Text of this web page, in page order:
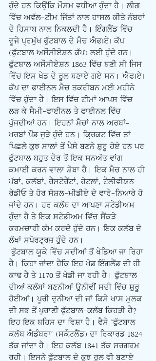
ਹੁੰਦੇ ਹਨ ਕਿਉਂਕਿ ਮੌਸਮ ਵਧੀਆ ਹੁੰਦਾ ਹੈ। ਲੀਗ
ਵਿੱਚ ਅਵੱਲ-ਟੀਮ ਜਿੱਤਾਂ ਨਾਲ ਹਾਸਲ ਕੀਤੇ ਨੰਬਰਾਂ
ਦੇ ਹਿਸਾਬ ਨਾਲ ਨਿਕਲਦੀ ਹੈ। ਇੰਗਲੈਂਡ ਵਿੱਚ
ਦੂਜੇ ਪ੍ਰਮੁੱਖ ਫੁੱਟਬਾਲ ਦੇ ਮੈਚ ਐਫ.ਏ. ਕੱਪ
(ਫੁੱਟਬਾਲ ਅਸੌਸੀਏਸ਼ਨ ਕੱਪ) ਲਈ ਹੁੰਦੇ ਹਨ।
ਫੁੱਟਬਾਲ ਅਸੌਸੀਏਸ਼ਨ 1863 ਵਿੱਚ ਬਣੀ ਸੀ ਜਿਸ
ਵਿੱਚ ਇਸ ਖੇਡ ਦੇ ਰੂਲ ਬਣਾਏ ਗਏ ਸਨ। ਐਫ.ਏ.
ਕੱਪ ਦਾ ਫਾਈਨਲ ਮੈਚ ਤਕਰੀਬਨ ਮਈ ਮਹੀਨੇ
ਵਿੱਚ ਹੁੰਦਾ ਹੈ। ਇਸ ਵਿੱਚ ਟੀਮਾਂ ਆਪਸ ਵਿੱਚ
ਲੜ ਕੇ ਸੈਮੀ-ਫਾਈਨਲ ਤੇ ਫਾਈਨਲ ਵਿੱਚ
ਪੁੱਜਦੀਆਂ ਹਨ। ਇਹਨਾਂ ਮੈਚਾਂ ਨਾਲ ਅਰਬਾਂ-
ਖਰਬਾਂ ਪੌਂਡ ਜੁੜੇ ਹੁੰਦੇ ਹਨ। ਕ੍ਰਿਕਟ ਵਿੱਚ ਤਾਂ
ਪਿਛਲੇ ਕੁਝ ਸਾਲਾਂ ਤੋਂ ਪੈਸੇ ਬਣਨੇ ਸ਼ੁਰੂ ਹੋਏ ਹਨ ਪਰ
ਫੁੱਟਬਾਲ ਬਹੁਤ ਦੇਰ ਤੋਂ ਇਕ ਸਨਅੱਤ ਵਾਂਗ
ਕਮਾਈ ਕਰਨ ਵਾਲਾ ਸ਼ੋਬਾ ਹੈ। ਇਕ ਮੈਚ ਨਾਲ ਹੀ
ਪੱਬਾਂ, ਕਲੱਬਾਂ, ਰੈਸਟੋਰੈਂਟਾਂ, ਹੋਟਲਾਂ, ਟੈਲੀਵੀਯਨ-
ਰੇਡੀਓ ਤੇ ਹੋਰ ਸੋਸ਼ਲ-ਮੀਡੀਏ ਦੇ ਵਾਰੇ-ਨਿਆਰੇ ਹੋ
ਜਾਂਦੇ ਹਨ। ਹਰ ਕਲੱਬ ਦਾ ਆਪਣਾ ਸਟੇਡੀਅਮ
ਹੁੰਦਾ ਹੈ ਤੇ ਇਕ ਸਟੇਡੀਅਮ ਵਿੱਚ ਸੈਂਕੜੇ
ਕਰਮਚਾਰੀ ਕੰਮ ਕਰਦੇ ਹੁੰਦੇ ਹਨ। ਇਕ ਕਲੱਬ ਦੇ
ਲੱਖਾਂ ਸਪੋਰਟ੍ਰਜ਼ ਹੁੰਦੇ ਹਨ।
ਹੈ। ਕਿਹਾ ਜਾਂਦਾ ਹੈਕਿ ਇਹ ਖੇਡ ਇੰਗਲੈਂਡ ਦੀ ਹੀ
ਕਾਢ ਹੈ ਤੇ 1170 ਤੋਂ ਖੇਡੀ ਜਾ ਰਹੀ ਹੈ। ਫੁੱਟਬਾਲ
ਦੀਆਂ ਕਲੱਬਾਂ ਬਣਨੀਆਂ ਉਨੀਵੀਂ ਸਦੀ ਵਿੱਚ ਸ਼ੁਰੂ
ਹੋਈਆਂ। ਪੂਰੀ ਦੁਨੀਆ ਦੀ ਜਾਂ ਕਿਸੇ ਖਾਸ ਮੁਲਕ
ਦੀ ਸਭ ਤੋਂ ਪੁਰਾਣੀ ਫੁੱਟਬਾਲ-ਕਲੱਬ ਕਿਹੜੀ ਹੈ?
ਇਹ ਇਕ ਬਹਿਸ ਦਾ ਵਿਸ਼ਾ ਹੈ। ਵੈਸੇ ‘ਫੁੱਟਬਾਲ
ਕਲੱਬ ਐਡੰਬਰਾ’ (ਸਕੌਟਲੈਂਡ) ਦਾ ਰਿਕਾਰਡ 1824
ਤੱਕ ਜਾਂਦਾ ਹੈ। ਇਹ ਕਲੱਬ 1841 ਤੱਕ ਸਰਗਰਮ
ਰਹੀ। ਇਸਨੇ ਫੁੱਟਬਾਲ ਦੇ ਕੁਝ ਰੂਲ ਵੀ ਬਣਾਏ